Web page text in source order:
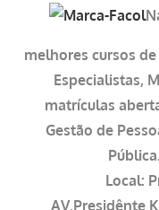
melhores cursos
Especialistas,
matrículas
Gestão de
Local:
AV.Presidênte